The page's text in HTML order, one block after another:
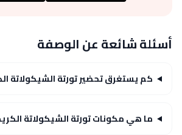
أسئلة شائعة عن الوصفة
كم يستغرق تحضير تورتة الشيكولاتة
ما هي مكونات تورتة الشيكولاتة